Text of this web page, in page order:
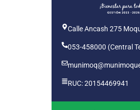
Calle Ancash 275
053-458000 (Central
RUC: 20154469941